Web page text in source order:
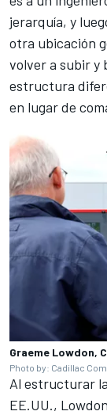
jerarquía, y
otra ubicación
volver a subir y
estructura
en lugar de
Graeme Lowdon,
Photo by: Cadillac
Al estructurar
EE.UU.,